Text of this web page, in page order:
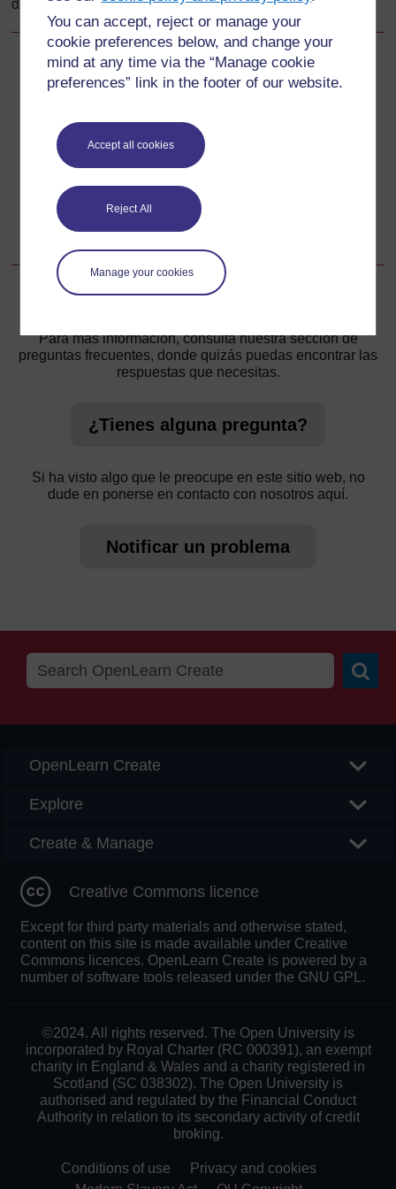
You can accept, reject or manage your
cookie preferences below, and change your
mind at any time via the “Manage cookie
preferences” link in the footer of our website.
Accept all cookies
Reject All
Manage your cookies
de las políticas desde su proyecto inicial.
AnteriorAnterior
educativa y otras políticas nacionales
Siguiente
2.1.2 Armonización de la política docente con la política
educativa
Para más información, consulta nuestra sección de
preguntas frecuentes, donde quizás puedas encontrar las
respuestas que necesitas.
¿Tienes alguna pregunta?
Si ha visto algo que le preocupe en este sitio web, no
dude en ponerse en contacto con nosotros aquí.
Notificar un problema
OpenLearn Create
Explore
Create & Manage
Creative Commons licence
Except for third party materials and otherwise stated,
content on this site is made available under Creative
Commons licences. OpenLearn Create is powered by a
number of software tools released under the GNU GPL.
©2024. All rights reserved. The Open University is
incorporated by Royal Charter (RC 000391), an exempt
charity in England & Wales and a charity registered in
Scotland (SC 038302). The Open University is
authorised and regulated by the Financial Conduct
Authority in relation to its secondary activity of credit
broking.
Conditions of use
Privacy and cookies